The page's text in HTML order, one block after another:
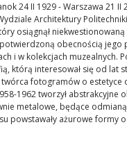
24 II 1929 - Warszawa 21 II
Architektury
osiągnął
obecnością jego
i w kolekcjach muzealnych.
którą interesował się od lat
twórca fotogramów o estetyce
1962 tworzył abstrakcyjne
metalowe, będące
powstawały ażurowe formy o